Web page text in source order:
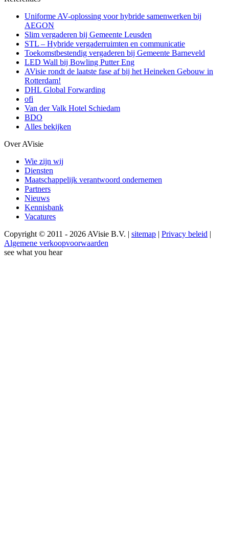
Uniforme AV-oplossing voor hybride samenwerken bij
AEGON
Slim vergaderen bij Gemeente Leusden
STL – Hybride vergaderruimten en communicatie
Toekomstbestendig vergaderen bij Gemeente Barneveld
LED Wall bij Bowling Putter Eng
AVisie rondt de laatste fase af bij het Heineken Gebouw in
Rotterdam!
DHL Global Forwarding
ofi
Van der Valk Hotel Schiedam
BDO
Alles bekijken
Over AVisie
Wie zijn wij
Diensten
Maatschappelijk verantwoord ondernemen
Partners
Nieuws
Kennisbank
Vacatures
Copyright © 2011 - 2026 AVisie B.V. | sitemap | Privacy beleid |
Algemene verkoopvoorwaarden
see what you hear